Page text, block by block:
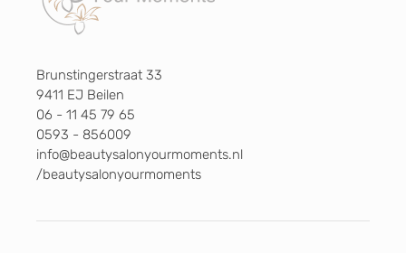
Brunstingerstraat 33
9411 EJ Beilen
06 - 11 45 79 65
0593 - 856009
info@beautysalonyourmoments.nl
/beautysalonyourmoments